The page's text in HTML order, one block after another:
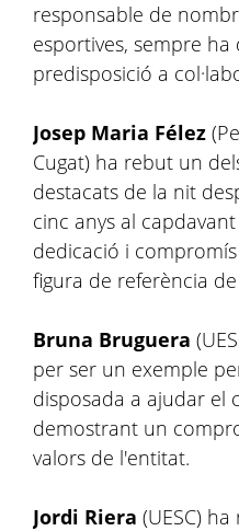
responsable de
esportives, sempre ha
predisposició a
Josep Maria Félez
Cugat) ha rebut un
destacats de la nit
cinc anys al
dedicació i
figura de referència
Bruna Bruguera
per ser un exemple
disposada a ajudar el
demostrant un
valors de l'entitat.
Jordi Riera (UESC)